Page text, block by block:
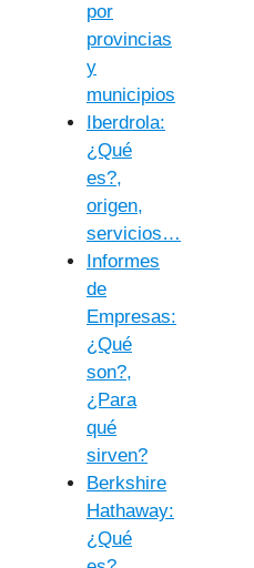
por
provincias
y
municipios
Iberdrola:
¿Qué
es?,
origen,
servicios…
Informes
de
Empresas:
¿Qué
son?,
¿Para
qué
sirven?
Berkshire
Hathaway:
¿Qué